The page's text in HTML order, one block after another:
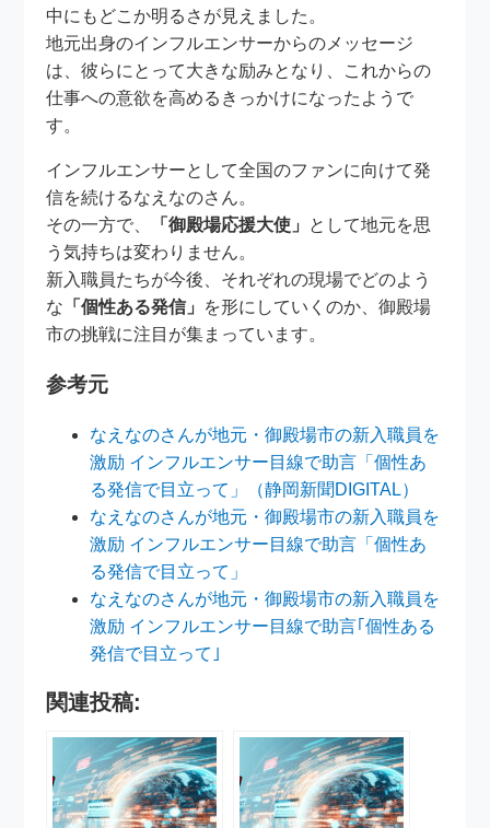
中にもどこか明るさが見えました。
地元出身のインフルエンサーからのメッセージ
は、彼らにとって大きな励みとなり、これからの
仕事への意欲を高めるきっかけになったようで
す。
インフルエンサーとして全国のファンに向けて発
信を続けるなえなのさん。
その一方で、
「御殿場応援大使」 として地元を思
う気持ちは変わりません。
新入職員たちが今後、それぞれの現場でどのよう
な 「個性ある発信」 を形にしていくのか、御殿場
市の挑戦に注目が集まっています。
参考元
なえなのさんが地元・御殿場市の新入職員を
激励 インフルエンサー目線で助言「個性あ
る発信で目立って」（静岡新聞DIGITAL）
なえなのさんが地元・御殿場市の新入職員を
激励 インフルエンサー目線で助言「個性あ
る発信で目立って」
なえなのさんが地元・御殿場市の新入職員を
激励 インフルエンサー目線で助言｢個性ある
発信で目立って｣
関連投稿: